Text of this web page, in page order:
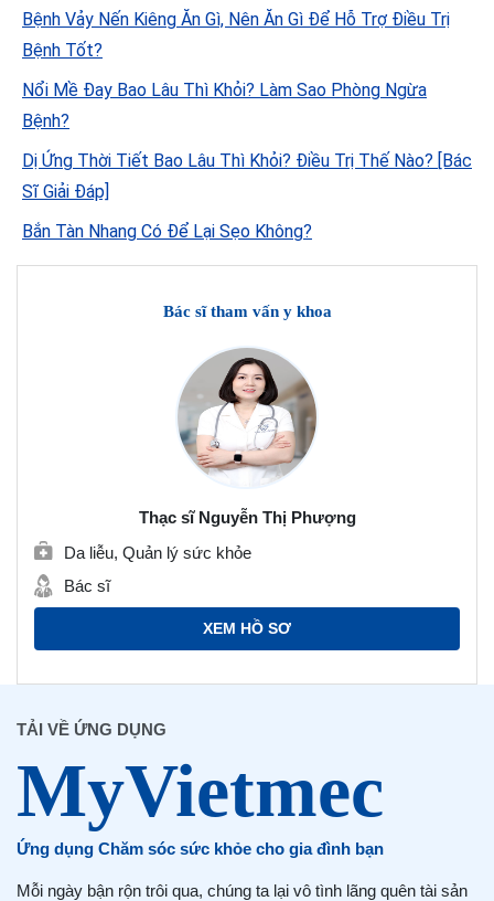
Bệnh Vảy Nến Kiêng Ăn Gì, Nên Ăn Gì Để Hỗ Trợ Điều Trị
Bệnh Tốt?
Nổi Mề Đay Bao Lâu Thì Khỏi? Làm Sao Phòng Ngừa
Bệnh?
Dị Ứng Thời Tiết Bao Lâu Thì Khỏi? Điều Trị Thế Nào? [Bác
Sĩ Giải Đáp]
Bắn Tàn Nhang Có Để Lại Sẹo Không?
Bác sĩ tham vấn y khoa
Thạc sĩ Nguyễn Thị Phượng
Da liễu, Quản lý sức khỏe
Bác sĩ
XEM HỒ SƠ
TẢI VỀ ỨNG DỤNG
Ứng dụng Chăm sóc sức khỏe cho gia đình bạn
Mỗi ngày bận rộn trôi qua, chúng ta lại vô tình lãng quên tài sản